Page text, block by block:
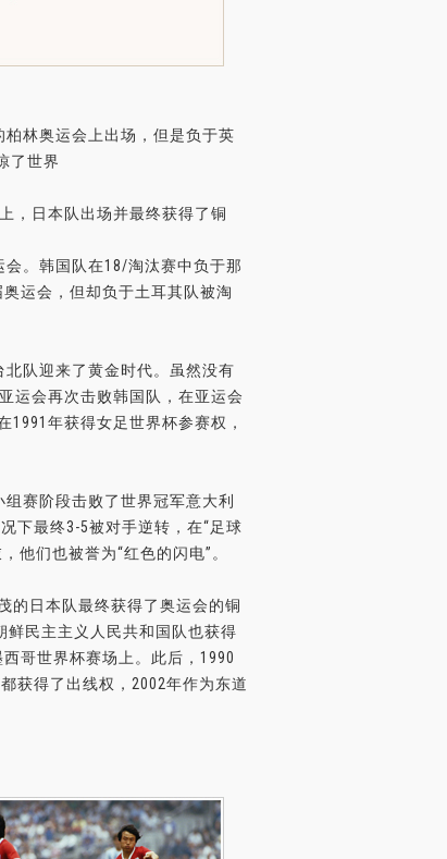
林奥运会上出场，但是负于英
了世界
，日本队出场并最终获得了铜
。韩国队在18/淘汰赛中负于那
运会，但却负于土耳其队被淘
队迎来了黄金时代。虽然没有
运会再次击败韩国队，在亚运会
1991年获得女足世界杯参赛权，
赛阶段击败了世界冠军意大利
下最终3-5被对手逆转，在“足球
他们也被誉为“红色的闪电”。
的日本队最终获得了奥运会的铜
鲜民主主义人民共和国队也获得
哥世界杯赛场上。此后，1990
获得了出线权，2002年作为东道